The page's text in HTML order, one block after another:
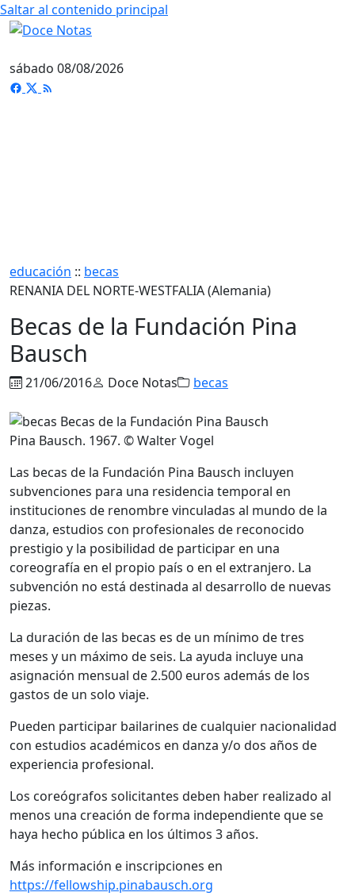
Saltar al contenido principal
sábado 08/08/2026
educación :: becas
RENANIA DEL NORTE-WESTFALIA (Alemania)
Becas de la Fundación Pina
Bausch
21/06/2016 Doce Notas becas
Pina Bausch. 1967. © Walter Vogel
Las becas de la Fundación Pina Bausch incluyen
subvenciones para una residencia temporal en
instituciones de renombre vinculadas al mundo de la
danza, estudios con profesionales de reconocido
prestigio y la posibilidad de participar en una
coreografía en el propio país o en el extranjero. La
subvención no está destinada al desarrollo de nuevas
piezas.
La duración de las becas es de un mínimo de tres
meses y un máximo de seis. La ayuda incluye una
asignación mensual de 2.500 euros además de los
gastos de un solo viaje.
Pueden participar bailarines de cualquier nacionalidad
con estudios académicos en danza y/o dos años de
experiencia profesional.
Los coreógrafos solicitantes deben haber realizado al
menos una creación de forma independiente que se
haya hecho pública en los últimos 3 años.
Más información e inscripciones en
https://fellowship.pinabausch.org